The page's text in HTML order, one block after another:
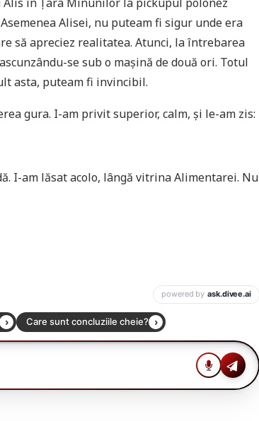
Alisei, nu puteam fi sigur unde era
să apreciez realitatea. Atunci, la întrebarea
se sub o mașină de două ori. Totul
asta, puteam fi invincibil.
gura. I-am privit superior, calm, și le-am zis:
I-am lăsat acolo, lângă vitrina Alimentarei. Nu